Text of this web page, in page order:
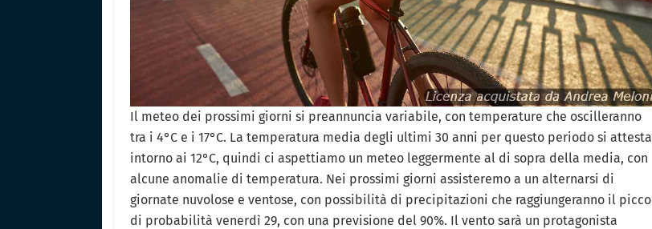
Il meteo dei prossimi giorni si preannuncia variabile, con temperature che oscilleranno
tra i 4°C e i 17°C. La temperatura media degli ultimi 30 anni per questo periodo si attesta
intorno ai 12°C, quindi ci aspettiamo un meteo leggermente al di sopra della media, con
alcune anomalie di temperatura. Nei prossimi giorni assisteremo a un alternarsi di
giornate nuvolose e ventose, con possibilità di precipitazioni che raggiungeranno il picco
di probabilità venerdì 29, con una previsione del 90%. Il vento sarà un protagonista